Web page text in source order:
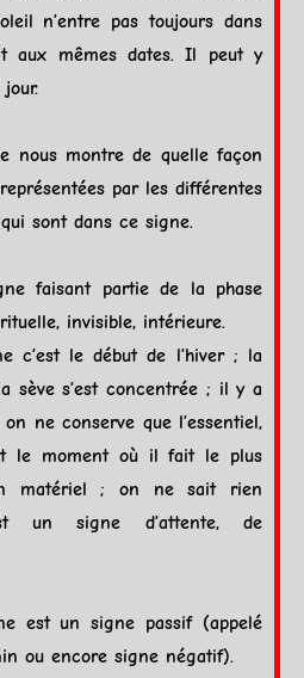
n’entre pas toujours dans
aux mêmes dates. Il peut y
nous montre de quelle façon
par les différentes
qui sont dans ce signe.
faisant partie de la phase
invisible, intérieure.
c’est le début de l’hiver ; la
sève s’est concentrée ; il y a
ne conserve que l’essentiel,
le moment où il fait le plus
matériel ; on ne sait rien
un signe d’attente, de
est un signe passif (appelé
ou encore signe négatif).